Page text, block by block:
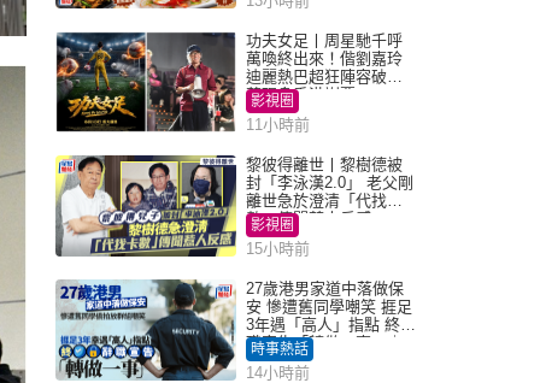
功夫女足丨周星馳千呼
萬喚終出來！偕劉嘉玲
迪麗熱巴超狂陣容破天
荒現身香港謝票
影視圈
11小時前
黎彼得離世丨黎樹德被
封「李泳漢2.0」 老父剛
離世急於澄清「代找卡
數」傳聞惹人反感
影視圈
15小時前
27歲港男家道中落做保
安 慘遭舊同學嘲笑 捱足
3年遇「高人」指點 終辭
職宣告「轉做一事」｜
Juicy叮
時事熱話
14小時前